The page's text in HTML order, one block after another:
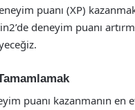
puanı (XP)
deneyim puanı
puanı kazanmanın en